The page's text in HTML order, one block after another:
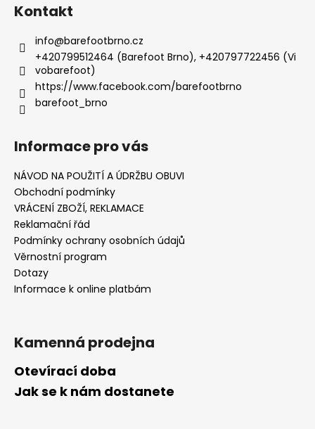
Kontakt
info@barefootbrno.cz
+420799512464 (Barefoot Brno), +420797722456 (Vi
vobarefoot)
https://www.facebook.com/barefootbrno
barefoot_brno
Informace pro vás
NÁVOD NA POUŽITÍ A ÚDRŽBU OBUVI
Obchodní podmínky
VRÁCENÍ ZBOŽÍ, REKLAMACE
Reklamační řád
Podmínky ochrany osobních údajů
Věrnostní program
Dotazy
Informace k online platbám
Kamenná prodejna
Otevírací doba
Jak se k nám dostanete